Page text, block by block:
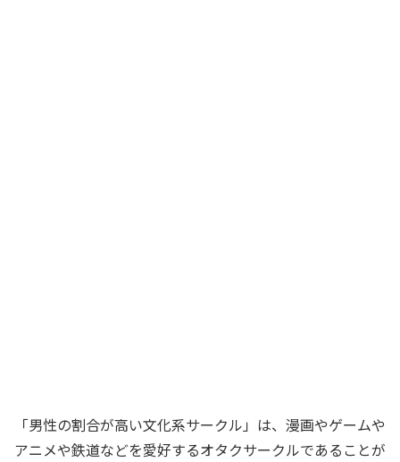
「男性の割合が高い文化系サークル」は、漫画やゲームや
アニメや鉄道などを愛好するオタクサークルであることが